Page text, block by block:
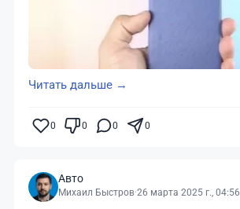
Читать дальше →
0 0 0 0
Авто
Михаил Быстров·26 марта 2025 г., 04:56